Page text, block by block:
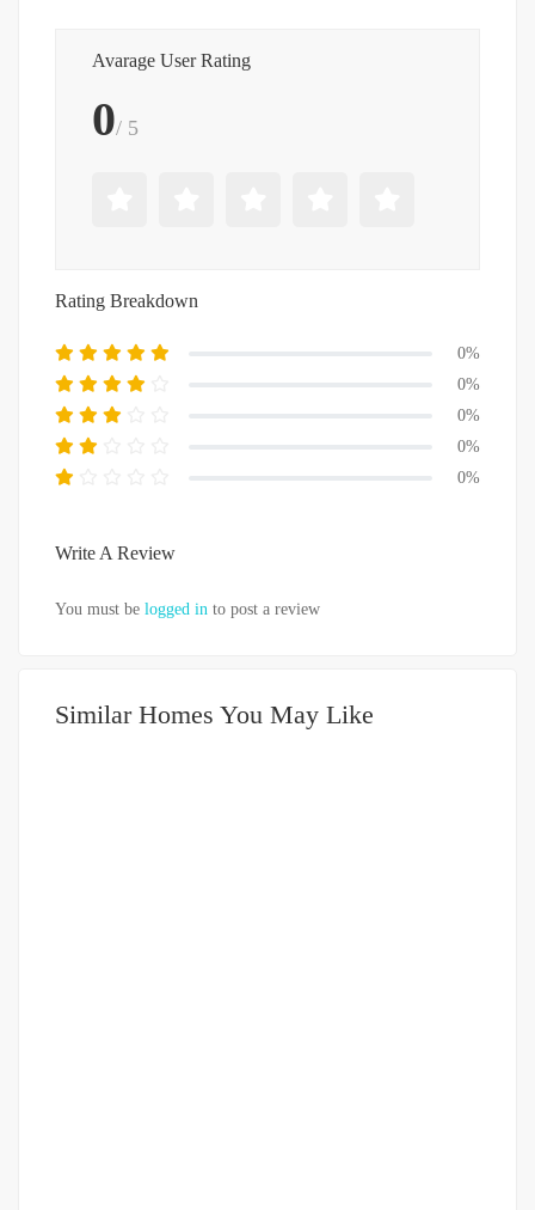
Avarage User Rating
0/ 5
Rating Breakdown
0%
0%
0%
0%
0%
Write A Review
You must be logged in to post a review
Similar Homes You May Like